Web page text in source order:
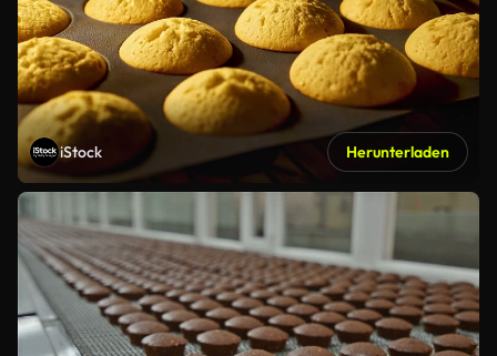
iStock Herunterladen